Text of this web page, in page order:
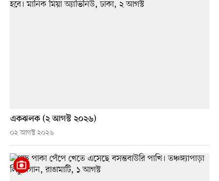
একঝলক (২ আগস্ট ২০২৬)
০২ আগস্ট ২০২৬